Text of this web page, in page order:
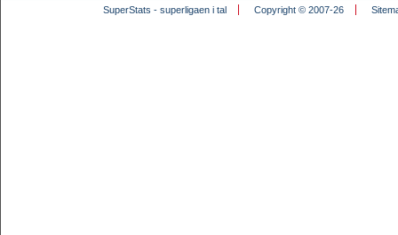
SuperStats - superligaen i tal Copyright © 2007-26